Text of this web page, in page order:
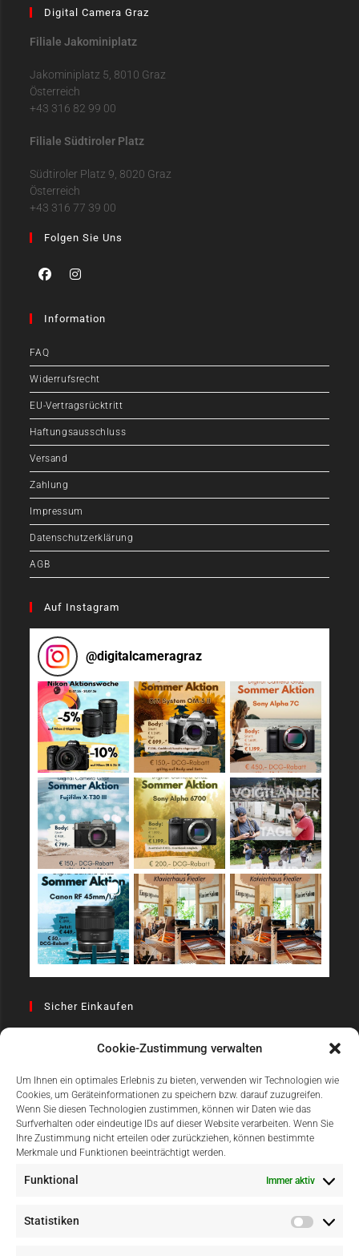
Cookie-Zustimmung verwalten
Um Ihnen ein optimales Erlebnis zu bieten, verwenden wir Technologien wie
Cookies, um Geräteinformationen zu speichern bzw. darauf zuzugreifen.
Wenn Sie diesen Technologien zustimmen, können wir Daten wie das
Surfverhalten oder eindeutige IDs auf dieser Website verarbeiten. Wenn Sie
Ihre Zustimmung nicht erteilen oder zurückziehen, können bestimmte
Merkmale und Funktionen beeinträchtigt werden.
Funktional Immer aktiv
Statistiken
Digital Camera Graz
Filiale Jakominiplatz
Jakominiplatz 5, 8010 Graz
Österreich
+43 316 82 99 00
Filiale Südtiroler Platz
Südtiroler Platz 9, 8020 Graz
Österreich
+43 316 77 39 00
Folgen Sie Uns
Information
FAQ
Widerrufsrecht
EU-Vertragsrücktritt
Haftungsausschluss
Versand
Zahlung
Impressum
Datenschutzerklärung
AGB
Auf Instagram
@digitalcameragraz
Sicher Einkaufen
Einfach Online Bezahlen